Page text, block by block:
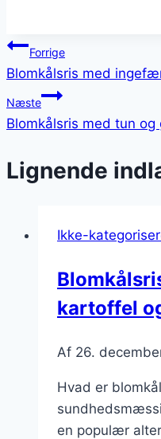
Forrige
Blomkålsris med
Næste
Blomkålsris med tun og
Lignende
Ikke-
kartoffel
Af 26.
Hvad er
en populær